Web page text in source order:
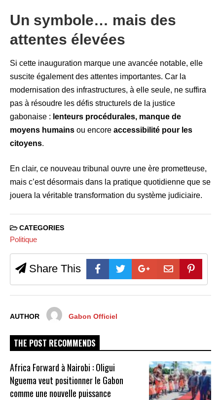
Un symbole… mais des
attentes élevées
Si cette inauguration marque une avancée notable, elle
suscite également des attentes importantes. Car la
modernisation des infrastructures, à elle seule, ne suffira
pas à résoudre les défis structurels de la justice
gabonaise : lenteurs procédurales, manque de
moyens humains ou encore accessibilité pour les
citoyens.
En clair, ce nouveau tribunal ouvre une ère prometteuse,
mais c’est désormais dans la pratique quotidienne que se
jouera la véritable transformation du système judiciaire.
CATEGORIES
Politique
Share This
AUTHOR Gabon Officiel
THE POST RECOMMENDS
Africa Forward à Nairobi : Oligui
Nguema veut positionner le Gabon
comme une nouvelle puissance